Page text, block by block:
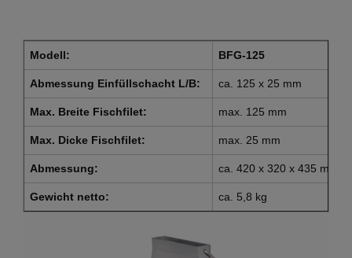
Modell: BFG-125
Abmessung Einfüllschacht L/B: ca. 125 x 25 mm
Max. Breite Fischfilet: max. 125 mm
Max. Dicke Fischfilet: max. 25 mm
Abmessung: ca. 420 x 320 x 435 mm
Gewicht netto: ca. 5,8 kg